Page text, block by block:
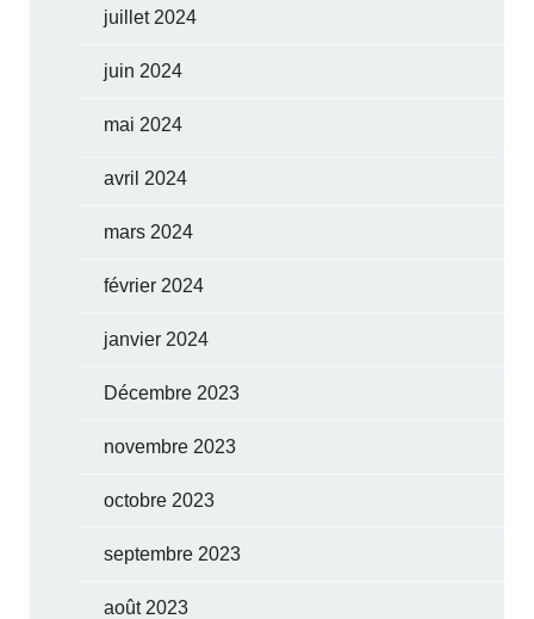
juillet 2024
juin 2024
mai 2024
avril 2024
mars 2024
février 2024
janvier 2024
Décembre 2023
novembre 2023
octobre 2023
septembre 2023
août 2023